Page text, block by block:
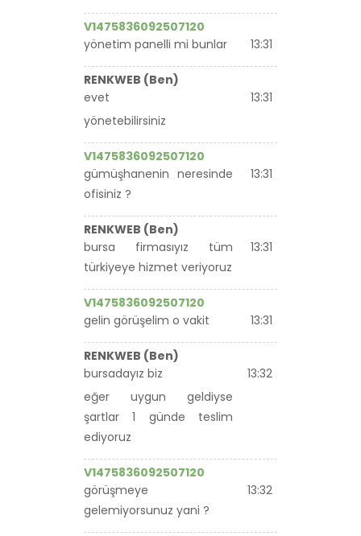
V1475836092507120
13:31
yönetim panelli mi bunlar
RENKWEB (Ben)
13:31
evet
yönetebilirsiniz
V1475836092507120
13:31
gümüşhanenin neresinde
ofisiniz ?
RENKWEB (Ben)
13:31
bursa firmasıyız tüm
türkiyeye hizmet veriyoruz
V1475836092507120
13:31
gelin görüşelim o vakit
RENKWEB (Ben)
13:32
bursadayız biz
eğer uygun geldiyse
şartlar 1 günde teslim
ediyoruz
V1475836092507120
13:32
görüşmeye
gelemiyorsunuz yani ?